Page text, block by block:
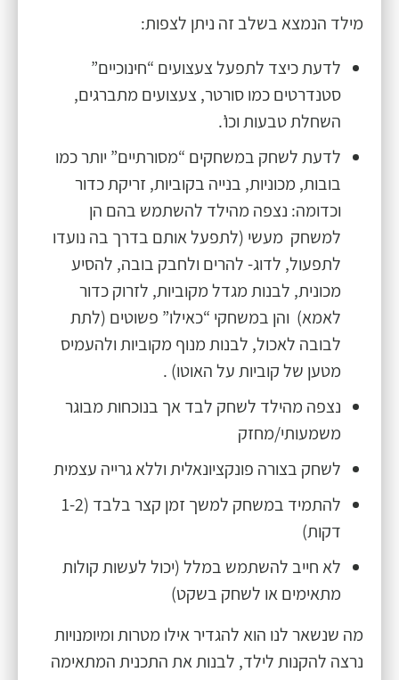
מילד הנמצא בשלב זה ניתן לצפות:
לדעת כיצד לתפעל צעצועים “חינוכיים”
סטנדרטים כמו סורטר, צעצועים מתברגים,
השחלת טבעות וכו’.
לדעת לשחק במשחקים “מסורתיים” יותר כמו
בובות, מכוניות, בנייה בקוביות, זריקת כדור
וכדומה: נצפה מהילד להשתמש בהם הן
למשחק מעשי (לתפעל אותם בדרך בה נועדו
לתפעול, לדוג- להרים ולחבק בובה, להסיע
מכונית, לבנות מגדל מקוביות, לזרוק כדור
לאמא) והן במשחקי “כאילו” פשוטים (לתת
לבובה לאכול, לבנות מנוף מקוביות ולהעמיס
מטען של קוביות על האוטו) .
נצפה מהילד לשחק לבד אך בנוכחות מבוגר
משמעותי/מחזק
לשחק בצורה פונקציונאלית וללא גרייה עצמית
להתמיד במשחק למשך זמן קצר בלבד (1-2
דקות)
לא חייב להשתמש במלל (יכול לעשות קולות
מתאימים או לשחק בשקט)
מה שנשאר לנו הוא להגדיר אילו מטרות ומיומנויות
נרצה להקנות לילד, לבנות את התכנית המתאימה